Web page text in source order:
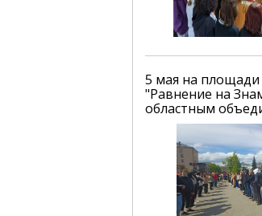
5 мая на площади
"Равнение на
областным